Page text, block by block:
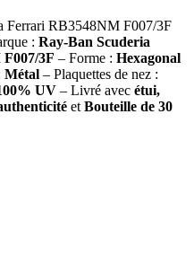
Ferrari RB3548NM F007/3F
: Ray-Ban Scuderia
3F – Forme : Hexagonal
Métal – Plaquettes de nez :
UV – Livré avec étui,
et Bouteille de 30